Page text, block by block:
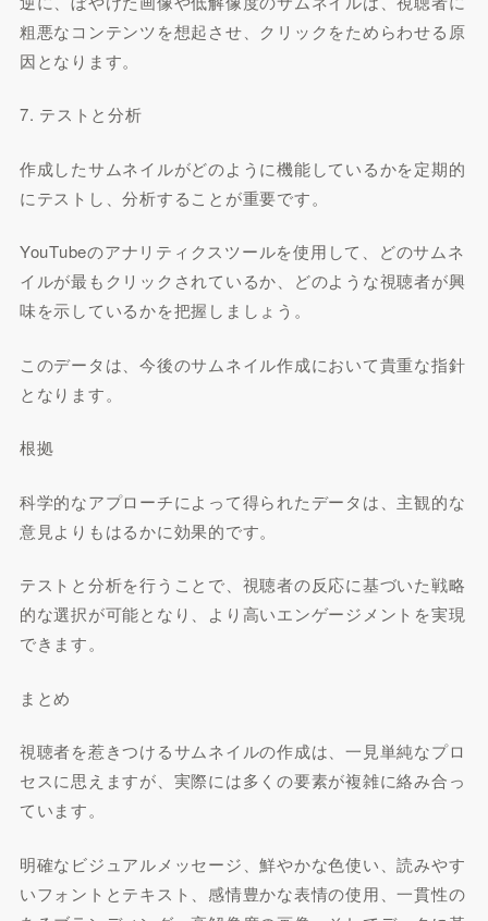
粗悪なコンテンツを想起させ、クリックをためらわせる原
因となります。
7. テストと分析
作成したサムネイルがどのように機能しているかを定期的
にテストし、分析することが重要です。
YouTubeのアナリティクスツールを使用して、どのサムネ
イルが最もクリックされているか、どのような視聴者が興
味を示しているかを把握しましょう。
このデータは、今後のサムネイル作成において貴重な指針
となります。
根拠
科学的なアプローチによって得られたデータは、主観的な
意見よりもはるかに効果的です。
テストと分析を行うことで、視聴者の反応に基づいた戦略
的な選択が可能となり、より高いエンゲージメントを実現
できます。
まとめ
視聴者を惹きつけるサムネイルの作成は、一見単純なプロ
セスに思えますが、実際には多くの要素が複雑に絡み合っ
ています。
明確なビジュアルメッセージ、鮮やかな色使い、読みやす
いフォントとテキスト、感情豊かな表情の使用、一貫性の